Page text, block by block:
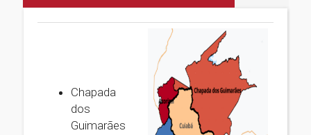
Chapada
dos
Guimarães